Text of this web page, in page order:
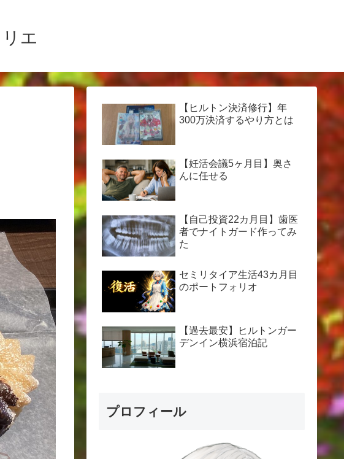
エ
【ヒルトン決済修行】年
300万決済するやり方とは
【妊活会議5ヶ月目】奥さ
んに任せる
【自己投資22カ月目】歯医
者でナイトガード作ってみ
た
セミリタイア生活43カ月目
のポートフォリオ
【過去最安】ヒルトンガー
デンイン横浜宿泊記
プロフィール